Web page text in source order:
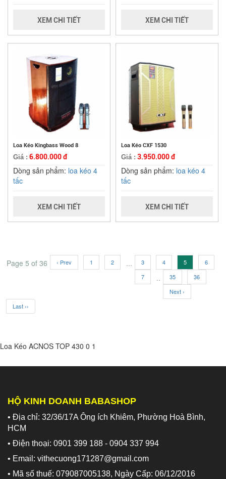
XEM CHI TIẾT XEM CHI TIẾT
Loa Kéo Kingbass Wood 8
Giá : 6.800.000 đ
Dòng sản phẩm: loa kéo 4
tấc
XEM CHI TIẾT
Loa Kéo CXF 1530
Giá : 3.950.000 đ
Dòng sản phẩm: loa kéo 4
tấc
XEM CHI TIẾT
Page 5 of 36 ‹ Prev 1 2 ... 3 4 5
6
7
.. 35
36
Next ›
Last ››
Loa Kéo ACNOS TOP 430 0 1
HỘ KINH DOANH BABASHOP
• Địa chỉ: 32/36/17A Ông ích Khiêm, Phường Hoà Bình,
HCM
• Điện thoại: 0901 399 188 - 0904 337 994
• Email: vithecuong171287@gmail.com
• Mã số thuế: 079087005138, Ngày Cấp: 06/12/2016